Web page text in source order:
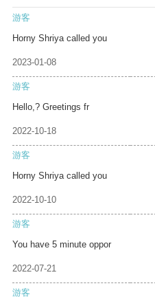
游客
Horny Shriya called you
2023-01-08
游客
Hello,? Greetings fr
2022-10-18
游客
Horny Shriya called you
2022-10-10
游客
You have 5 minute oppor
2022-07-21
游客